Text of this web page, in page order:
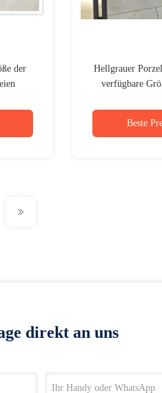
der
Hellgrauer
verfügbare
Beste
direkt an uns